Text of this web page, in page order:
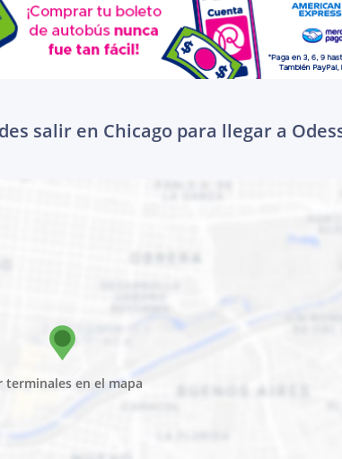
salir en Chicago para llegar a
terminales en el mapa